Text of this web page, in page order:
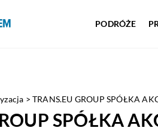
PODRÓŻE
>TRANS.EU GROUP SPÓŁKA
SPÓŁKA